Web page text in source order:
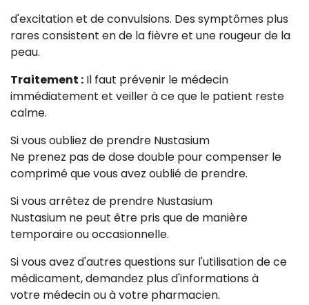
d'excitation et de convulsions. Des symptômes plus
rares consistent en de la fièvre et une rougeur de la
peau.
Traitement : Il faut prévenir le médecin
immédiatement et veiller à ce que le patient reste
calme.
Si vous oubliez de prendre Nustasium
Ne prenez pas de dose double pour compenser le
comprimé que vous avez oublié de prendre.
Si vous arrêtez de prendre Nustasium
Nustasium ne peut être pris que de manière
temporaire ou occasionnelle.
Si vous avez d'autres questions sur l'utilisation de ce
médicament, demandez plus d'informations à
votre médecin ou à votre pharmacien.